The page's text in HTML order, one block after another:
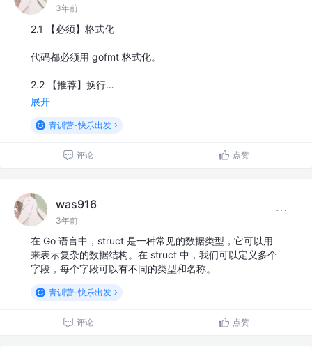
3年前
2.1 【必须】格式化
代码都必须用 gofmt 格式化。
2.2 【推荐】换行…
展开
青训营-快乐出发
评论 点赞
was916
3年前
在 Go 语言中，struct 是一种常见的数据类型，它可以用
来表示复杂的数据结构。在 struct 中，我们可以定义多个
字段，每个字段可以有不同的类型和名称。
青训营-快乐出发
评论 点赞